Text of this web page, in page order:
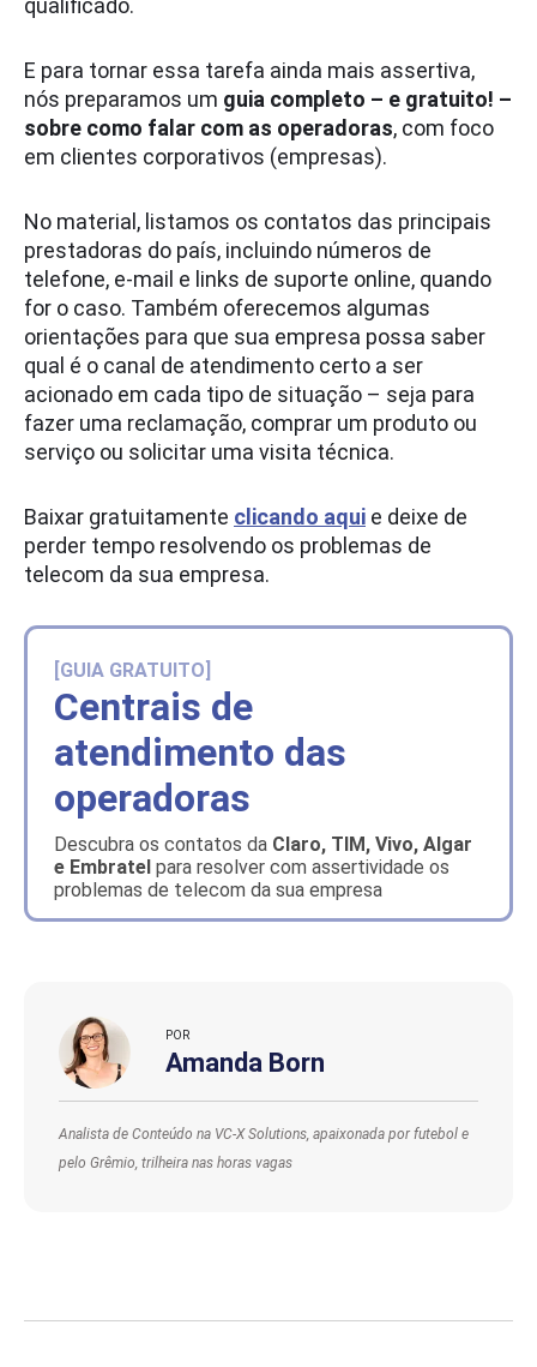
qualificado.
E para tornar essa tarefa ainda mais assertiva,
nós preparamos um guia completo – e gratuito! –
sobre como falar com as operadoras, com foco
em clientes corporativos (empresas).
No material, listamos os contatos das principais
prestadoras do país, incluindo números de
telefone, e-mail e links de suporte online, quando
for o caso. Também oferecemos algumas
orientações para que sua empresa possa saber
qual é o canal de atendimento certo a ser
acionado em cada tipo de situação – seja para
fazer uma reclamação, comprar um produto ou
serviço ou solicitar uma visita técnica.
Baixar gratuitamente clicando aqui e deixe de
perder tempo resolvendo os problemas de
telecom da sua empresa.
[GUIA GRATUITO]
Centrais de
atendimento das
operadoras
Descubra os contatos da Claro, TIM, Vivo, Algar
e Embratel para resolver com assertividade os
problemas de telecom da sua empresa
POR
Amanda Born
Analista de Conteúdo na VC-X Solutions, apaixonada por futebol e
pelo Grêmio, trilheira nas horas vagas